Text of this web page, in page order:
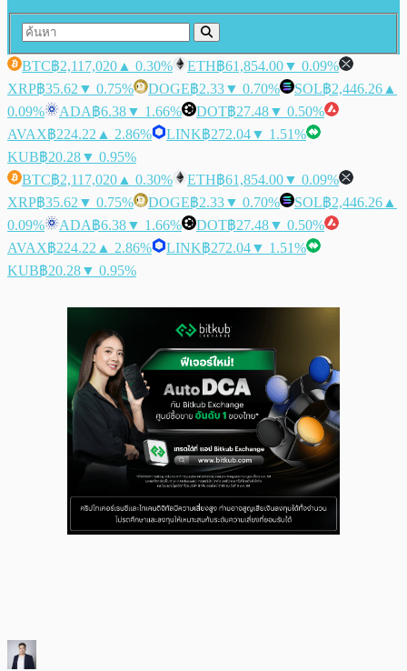
BTC฿2,117,020 ▲ 0.30% ETH฿61,854.00▼ 0.09%
XRP฿35.62 ▼ 0.75% DOGE฿2.33▼ 0.70% SOL฿2,446.26 ▲
0.09%
ADA฿6.38▼ 1.66% DOT฿27.48▼ 0.50%
AVAX฿224.22 ▲ 2.86% LINK฿272.04▼ 1.51%
KUB฿20.28▼ 0.95%
BTC฿2,117,020 ▲ 0.30% ETH฿61,854.00▼ 0.09%
XRP฿35.62 ▼ 0.75% DOGE฿2.33▼ 0.70% SOL฿2,446.26 ▲
0.09%
ADA฿6.38▼ 1.66% DOT฿27.48▼ 0.50%
AVAX฿224.22 ▲ 2.86% LINK฿272.04▼ 1.51%
KUB฿20.28▼ 0.95%